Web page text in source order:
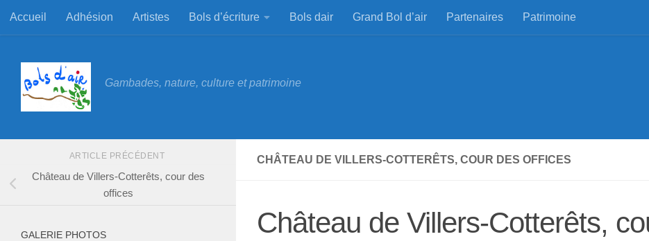
Skip to content
Accueil Adhésion Artistes Bols d’écriture Bols dair Grand Bol d’air Partenaires Patrimoine
Gambades, nature, culture et patrimoine
CHÂTEAU DE VILLERS-COTTERÊTS, COUR DES OFFICES
Château de Villers-Cotterêts,
ARTICLE PRÉCÉDENT
Château de Villers-Cotterêts, cour des
offices
GALERIE PHOTOS